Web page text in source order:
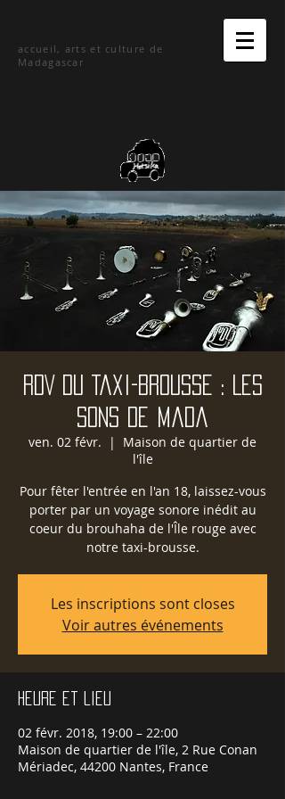
accueil, arts et culture de
Madagascar
RDV du Taxi-brousse : Les
sons de Mada
ven. 02 févr.
  |
Maison de quartier de
l'île
Pour fêter l'entrée en l'an 18, laissez-vous
porter par un voyage sonore inédit au
coeur du brouhaha de l'Île rouge avec
notre taxi-brousse.
Les inscriptions sont closes
Voir autres événements
Heure et lieu
02 févr. 2018, 19:00 – 22:00
Maison de quartier de l'île, 2 Rue Conan
Mériadec, 44200 Nantes, France